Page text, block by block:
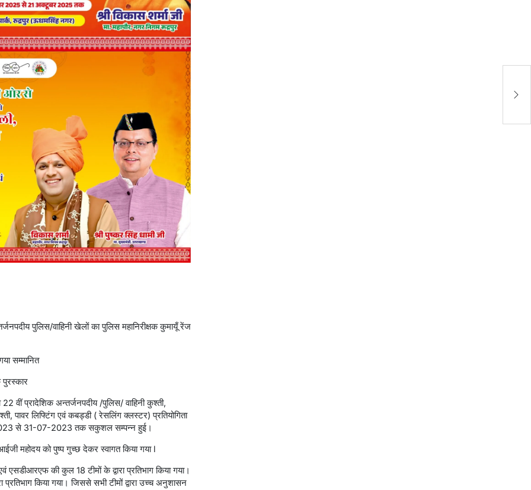
पुलिस/वाहिनी खेलों का पुलिस महानिरीक्षक कुमायूँ रेंज
सम्मानित
पुरस्कार
22 वीं प्रादेशिक अन्तर्जनपदीय /पुलिस/ वाहिनी कुश्ती,
पावर लिफ्टिंग एवं कबड्डी ( रेसलिंग क्लस्टर) प्रतियोगिता
से 31-07-2023 तक सकुशल सम्पन्न हुई।
महोदय को पुष्प गुच्छ देकर स्वागत किया गया l
एसडीआरएफ की कुल 18 टीमों के द्वारा प्रतिभाग किया गया।
प्रतिभाग किया गया। जिससे सभी टीमों द्वारा उच्च अनुशासन